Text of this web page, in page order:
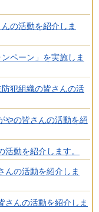
の活動を紹介しま
ペーン」を実施しま
犯組織の皆さんの活
やの皆さんの活動を紹
動を紹介します。
んの活動を紹介しま
さんの活動を紹介しま